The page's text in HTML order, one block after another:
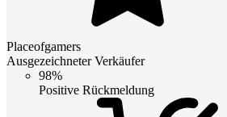
Placeofgamers
Ausgezeichneter Verkäufer
98%
Positive Rückmeldung